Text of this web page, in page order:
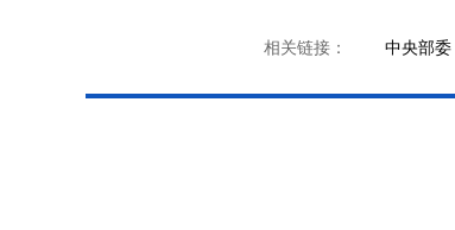
相关链接： 中央部委